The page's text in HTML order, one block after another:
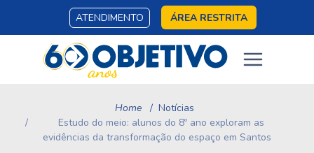
ATENDIMENTO ÁREA RESTRITA
Home
Notícias
Estudo do meio: alunos do 8º ano exploram as
evidências da transformação do espaço em Santos